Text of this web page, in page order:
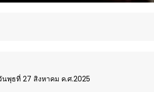
พุธที่ 27 สิงหาคม ค.ศ.2025